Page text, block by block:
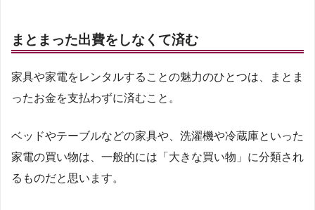
まとまった出費をしなくて済む
家具や家電をレンタルすることの魅力のひとつは、まとま
ったお金を支払わずに済むこと。
ベッドやテーブルなどの家具や、洗濯機や冷蔵庫といった
家電の買い物は、一般的には「大きな買い物」に分類され
るものだと思います。